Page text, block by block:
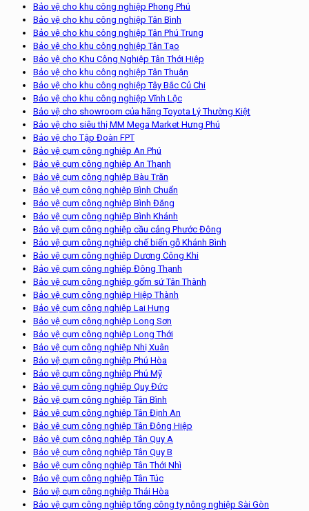
Bảo vệ cho khu công nghiệp Phong Phú
Bảo vệ cho khu công nghiệp Tân Bình
Bảo vệ cho khu công nghiệp Tân Phú Trung
Bảo vệ cho khu công nghiệp Tân Tạo
Bảo vệ cho Khu Công Nghiệp Tân Thới Hiệp
Bảo vệ cho khu công nghiệp Tân Thuận
Bảo vệ cho khu công nghiệp Tây Bắc Củ Chi
Bảo vệ cho khu công nghiệp Vĩnh Lộc
Bảo vệ cho showroom của hãng Toyota Lý Thường Kiệt
Bảo vệ cho siêu thị MM Mega Market Hưng Phú
Bảo vệ cho Tập Đoàn FPT
Bảo vệ cụm công nghiệp An Phú
Bảo vệ cụm công nghiệp An Thạnh
Bảo vệ cụm công nghiệp Bàu Trăn
Bảo vệ cụm công nghiệp Bình Chuẩn
Bảo vệ cụm công nghiệp Bình Đăng
Bảo vệ cụm công nghiệp Bình Khánh
Bảo vệ cụm công nghiệp cầu cảng Phước Đông
Bảo vệ cụm công nghiệp chế biến gỗ Khánh Bình
Bảo vệ cụm công nghiệp Dương Công Khi
Bảo vệ cụm công nghiệp Đông Thạnh
Bảo vệ cụm công nghiệp gốm sứ Tân Thành
Bảo vệ cụm công nghiệp Hiệp Thành
Bảo vệ cụm công nghiệp Lai Hưng
Bảo vệ cụm công nghiệp Long Sơn
Bảo vệ cụm công nghiệp Long Thới
Bảo vệ cụm công nghiệp Nhị Xuân
Bảo vệ cụm công nghiệp Phú Hòa
Bảo vệ cụm công nghiệp Phú Mỹ
Bảo vệ cụm công nghiệp Quy Đức
Bảo vệ cụm công nghiệp Tân Bình
Bảo vệ cụm công nghiệp Tân Định An
Bảo vệ cụm công nghiệp Tân Đông Hiệp
Bảo vệ cụm công nghiệp Tân Quy A
Bảo vệ cụm công nghiệp Tân Quy B
Bảo vệ cụm công nghiệp Tân Thới Nhì
Bảo vệ cụm công nghiệp Tân Túc
Bảo vệ cụm công nghiệp Thái Hòa
Bảo vệ cụm công nghiệp tổng công ty nông nghiệp Sài Gòn